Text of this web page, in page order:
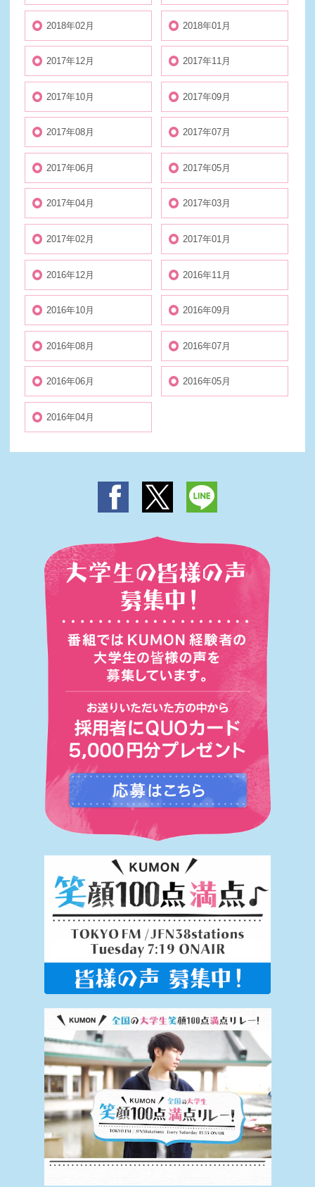
2018年02月 2018年01月
2017年12月 2017年11月
2017年10月 2017年09月
2017年08月 2017年07月
2017年06月 2017年05月
2017年04月 2017年03月
2017年02月 2017年01月
2016年12月 2016年11月
2016年10月 2016年09月
2016年08月 2016年07月
2016年06月 2016年05月
2016年04月